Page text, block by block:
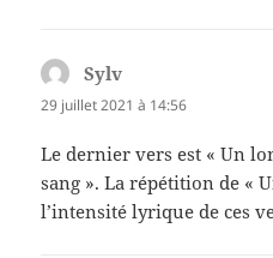
Sylv
29 juillet 2021 à 14:56
Le dernier vers est « Un
sang ». La répétition de «
l’intensité lyrique de ces